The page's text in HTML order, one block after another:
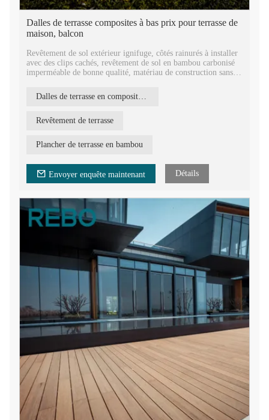
Dalles de terrasse composites à bas prix pour terrasse de
maison, balcon
Revêtement de sol extérieur ignifuge, côtés rainurés à installer
avec des clips cachés, revêtement de sol en bambou carbonisé
imperméable de bonne qualité, matériau de construction sans
Plancher de terrasse en bambou pour jardin, revêtement de sol
languette pour un assemblage facile.
Parquet en bambou vieilli, fabriqué à partir de fibres de
bambou compressées, techniques de pressage à chaud. Matériau
strictement contrôlé pour garantir une qualité supérieure.
Dalles de terrasse en composite de bambou
Revêtement de terrasse
Plancher de terrasse en bambou
Envoyer enquête maintenant Détails